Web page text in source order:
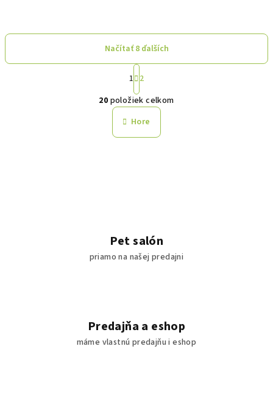
O
v
l
v
k
i
s
Načítať 8 ďalších
S
t
r
á
k
o
1 2
20 položiek celkom
Hore
Pet salón
priamo na našej predajni
Predajňa a eshop
máme vlastnú predajňu i eshop